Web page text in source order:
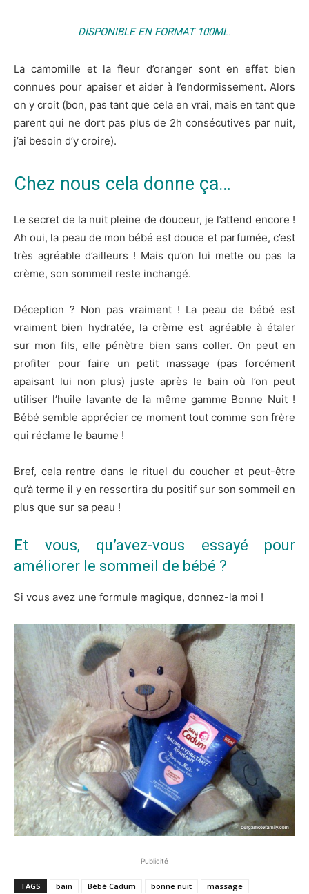
DISPONIBLE EN FORMAT 100ML.
La camomille et la fleur d’oranger sont en effet bien
connues pour apaiser et aider à l’endormissement. Alors
on y croit (bon, pas tant que cela en vrai, mais en tant que
parent qui ne dort pas plus de 2h consécutives par nuit,
j’ai besoin d’y croire).
Chez nous cela donne ça…
Le secret de la nuit pleine de douceur, je l’attend encore !
Ah oui, la peau de mon bébé est douce et parfumée, c’est
très agréable d’ailleurs ! Mais qu’on lui mette ou pas la
crème, son sommeil reste inchangé.
Déception ? Non pas vraiment ! La peau de bébé est
vraiment bien hydratée, la crème est agréable à étaler
sur mon fils, elle pénètre bien sans coller. On peut en
profiter pour faire un petit massage (pas forcément
apaisant lui non plus) juste après le bain où l’on peut
utiliser l’huile lavante de la même gamme Bonne Nuit !
Bébé semble apprécier ce moment tout comme son frère
qui réclame le baume !
Bref, cela rentre dans le rituel du coucher et peut-être
qu’à terme il y en ressortira du positif sur son sommeil en
plus que sur sa peau !
Et vous, qu’avez-vous essayé pour
améliorer le sommeil de bébé ?
Si vous avez une formule magique, donnez-la moi !
Publicité
TAGS bain Bébé Cadum bonne nuit massage